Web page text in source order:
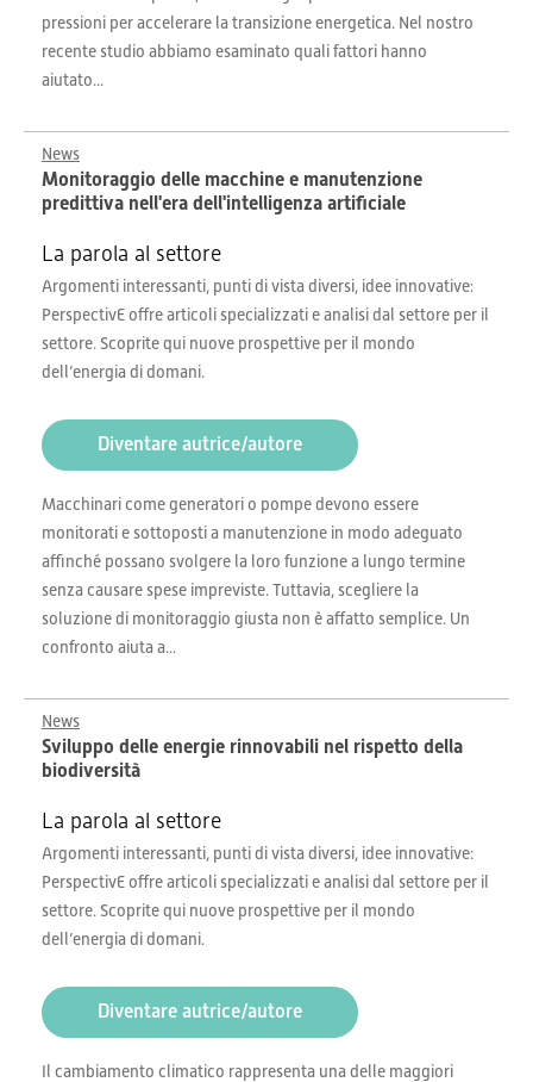
pressioni per accelerare la transizione energetica. Nel nostro
recente studio abbiamo esaminato quali fattori hanno
aiutato...
News
Monitoraggio delle macchine e manutenzione
predittiva nell'era dell'intelligenza artificiale
La parola al settore
Argomenti interessanti, punti di vista diversi, idee innovative:
PerspectivE offre articoli specializzati e analisi dal settore per il
settore. Scoprite qui nuove prospettive per il mondo
dell’energia di domani.
Diventare autrice/autore
Macchinari come generatori o pompe devono essere
monitorati e sottoposti a manutenzione in modo adeguato
affinché possano svolgere la loro funzione a lungo termine
senza causare spese impreviste. Tuttavia, scegliere la
soluzione di monitoraggio giusta non è affatto semplice. Un
confronto aiuta a...
News
Sviluppo delle energie rinnovabili nel rispetto della
biodiversità
La parola al settore
Argomenti interessanti, punti di vista diversi, idee innovative:
PerspectivE offre articoli specializzati e analisi dal settore per il
settore. Scoprite qui nuove prospettive per il mondo
dell’energia di domani.
Diventare autrice/autore
Il cambiamento climatico rappresenta una delle maggiori